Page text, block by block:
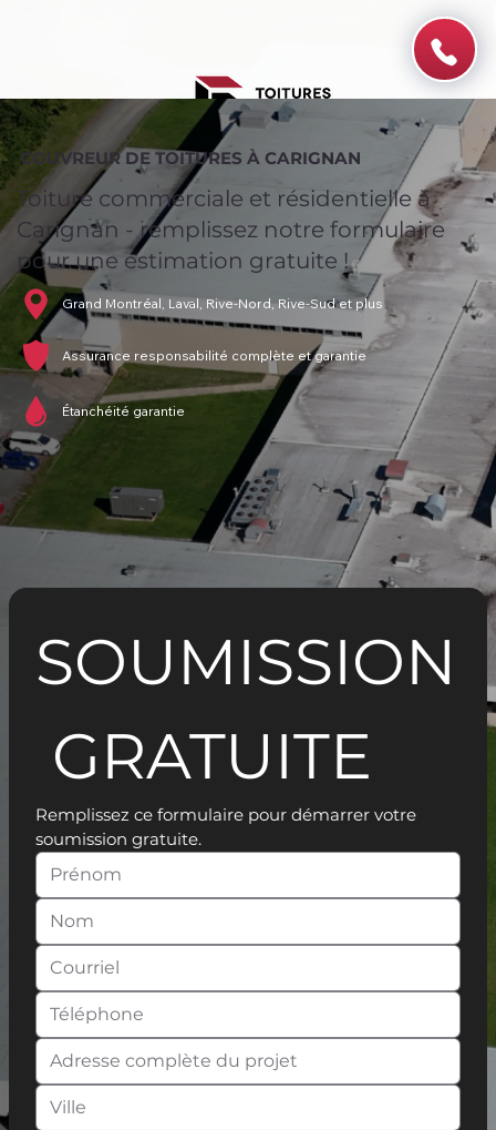
COUVREUR DE TOITURES À CARIGNAN
Toiture commerciale et résidentielle à
Carignan - remplissez notre formulaire
pour une estimation gratuite !
Grand Montréal, Laval, Rive-Nord, Rive-Sud et plus
Assurance responsabilité complète et garantie
Étanchéité garantie
SOUMISSION
GRATUITE
Remplissez ce formulaire pour démarrer votre
soumission gratuite.